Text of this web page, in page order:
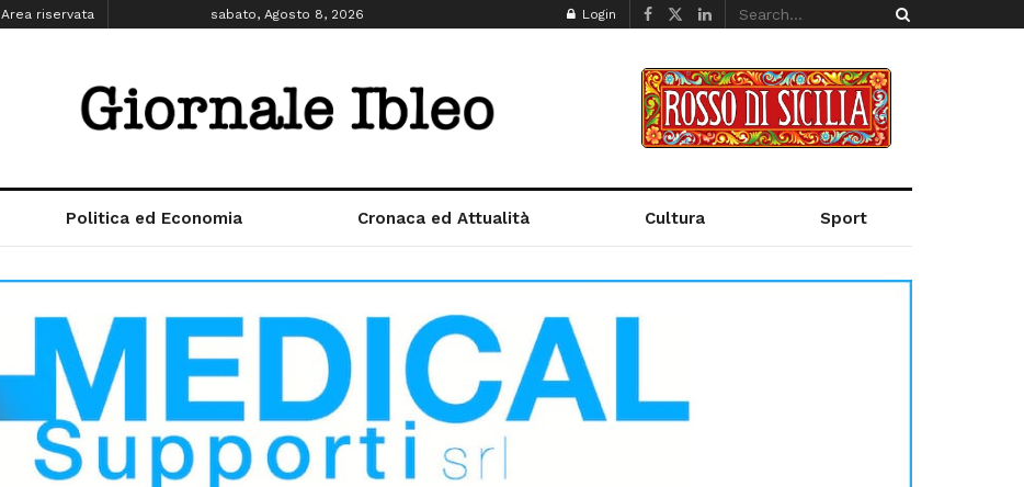
Area riservata sabato, Agosto 8, 2026 Login
Politica ed Economia Cronaca ed Attualità Cultura Sport